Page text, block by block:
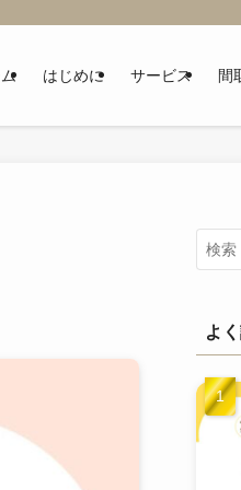
はじめに サービス 間
よ